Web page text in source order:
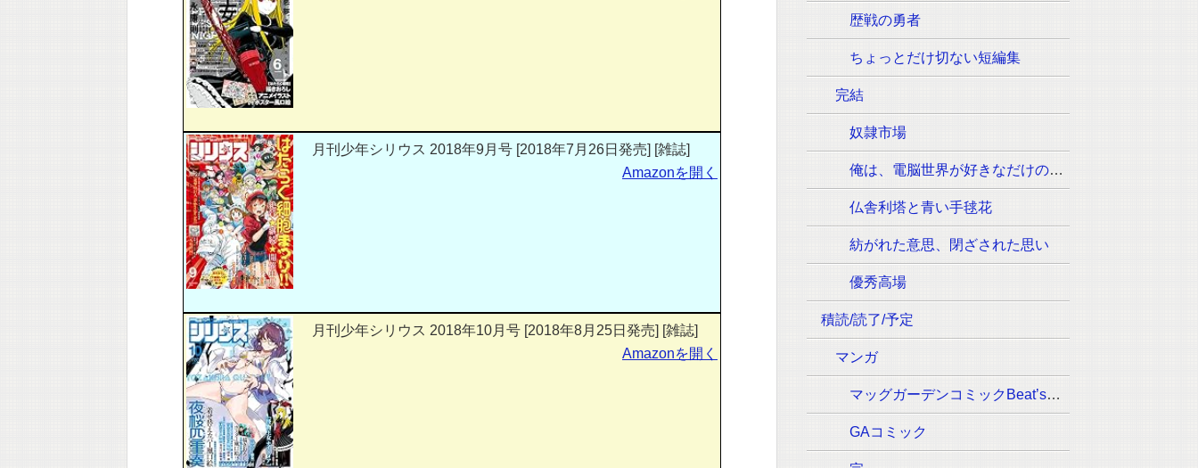
月刊少年シリウス 2018年9月号 [2018年7月26日発売] [雑誌]
Amazonを開く
月刊少年シリウス 2018年10月号 [2018年8月25日発売] [雑誌]
Amazonを開く
歴戦の勇者
ちょっとだけ切ない短編集
完結
奴隷市場
俺は、電脳世界が好きなだけの一般人です
仏舎利塔と青い手毬花
紡がれた意思、閉ざされた思い
優秀高場
積読/読了/予定
マンガ
マッグガーデンコミックBeat’sシリーズ
GAコミック